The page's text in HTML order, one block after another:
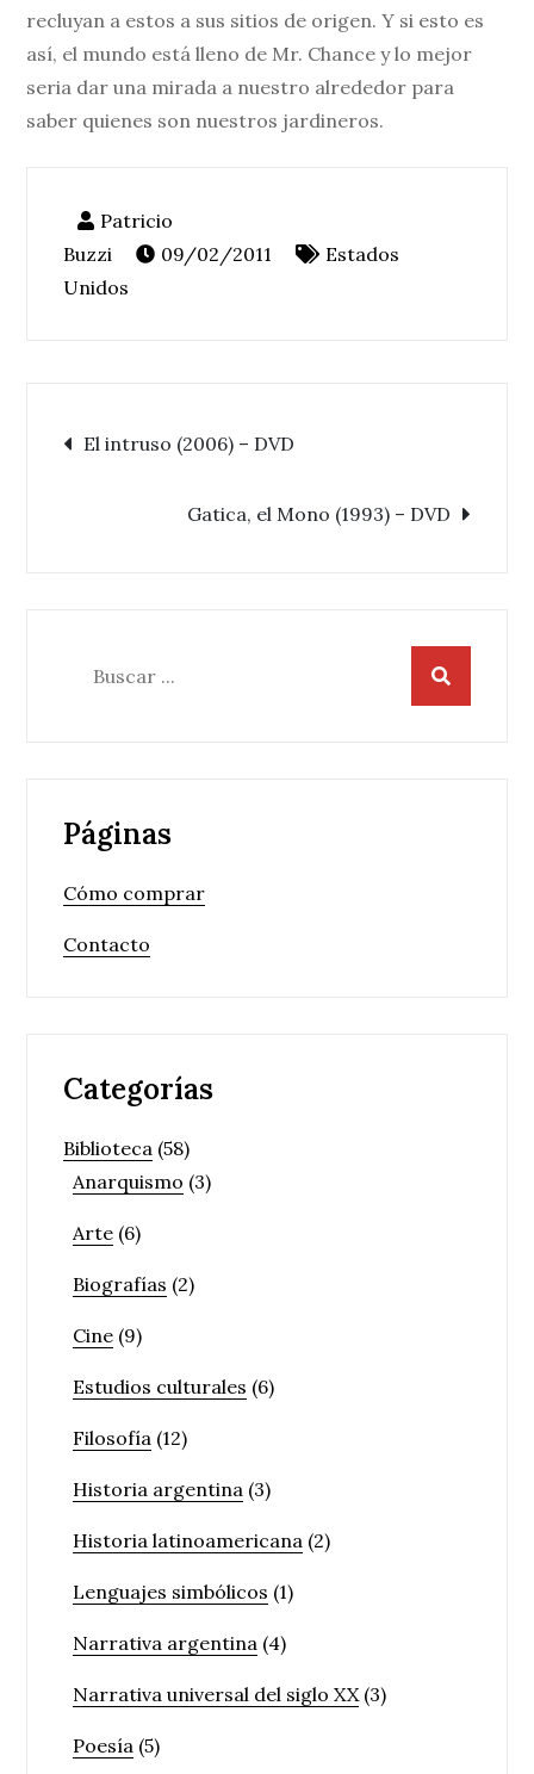
recluyan a estos a sus sitios de origen. Y si esto es
así, el mundo está lleno de Mr. Chance y lo mejor
seria dar una mirada a nuestro alrededor para
saber quienes son nuestros jardineros.
09/02/2011
Estados
Unidos
Navegación
El intruso (2006) – DVD
Gatica, el Mono (1993) – DVD
Páginas
Cómo comprar
Contacto
Categorías
Biblioteca (58)
Anarquismo (3)
Arte (6)
Biografías (2)
Cine (9)
Estudios culturales (6)
Filosofía (12)
Historia argentina (3)
Historia latinoamericana (2)
Lenguajes simbólicos (1)
Narrativa argentina (4)
Narrativa universal del siglo XX(3)
Poesía (5)